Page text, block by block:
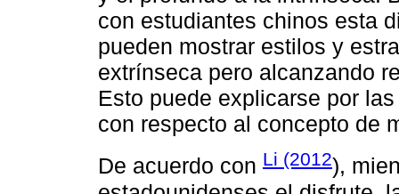
con estudiantes chinos esta
pueden mostrar estilos y
extrínseca pero alcanzando
Esto puede explicarse por
con respecto al concepto de
De acuerdo con Li (2012),